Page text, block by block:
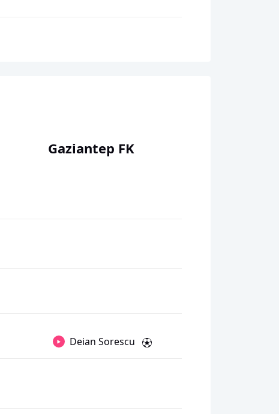
Gaziantep FK
Deian Sorescu